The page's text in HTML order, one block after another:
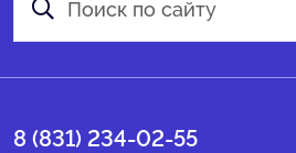
8 (831) 234-02-55